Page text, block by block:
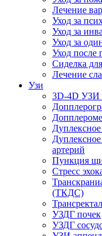
Лечение
Уход за
Уход за
Уход за
Уход после
Сиделка
Лечение
Узи
3D-4D УЗИ
артерий
Пункция
Стресс
(ТКДС)
УЗДГ почек
УЗДГ